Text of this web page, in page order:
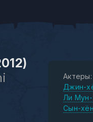
Актеры:
Джин-
Ли Мун-
Сын-хён